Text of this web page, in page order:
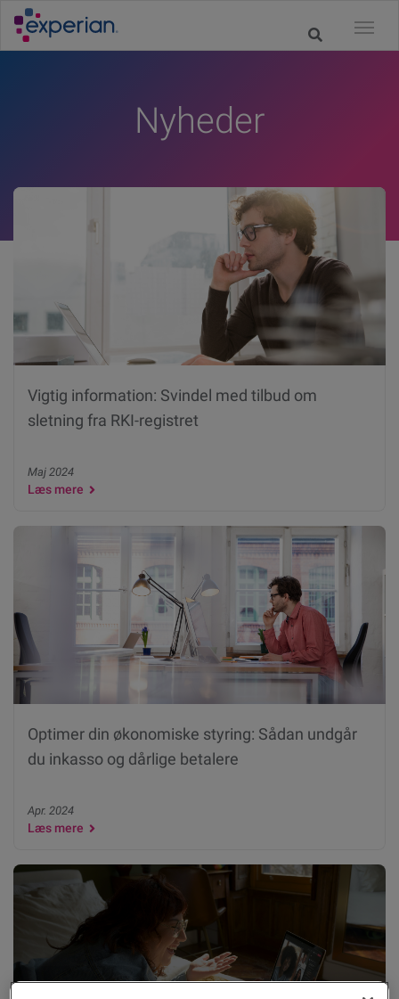
Nyheder
Vigtig information: Svindel med tilbud om
sletning fra RKI-registret
Maj 2024
Læs mere
Optimer din økonomiske styring: Sådan undgår
du inkasso og dårlige betalere
Apr. 2024
Læs mere